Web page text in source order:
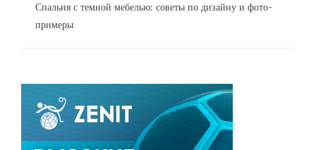
Спальня с темной мебелью: советы по дизайну и фото-
примеры